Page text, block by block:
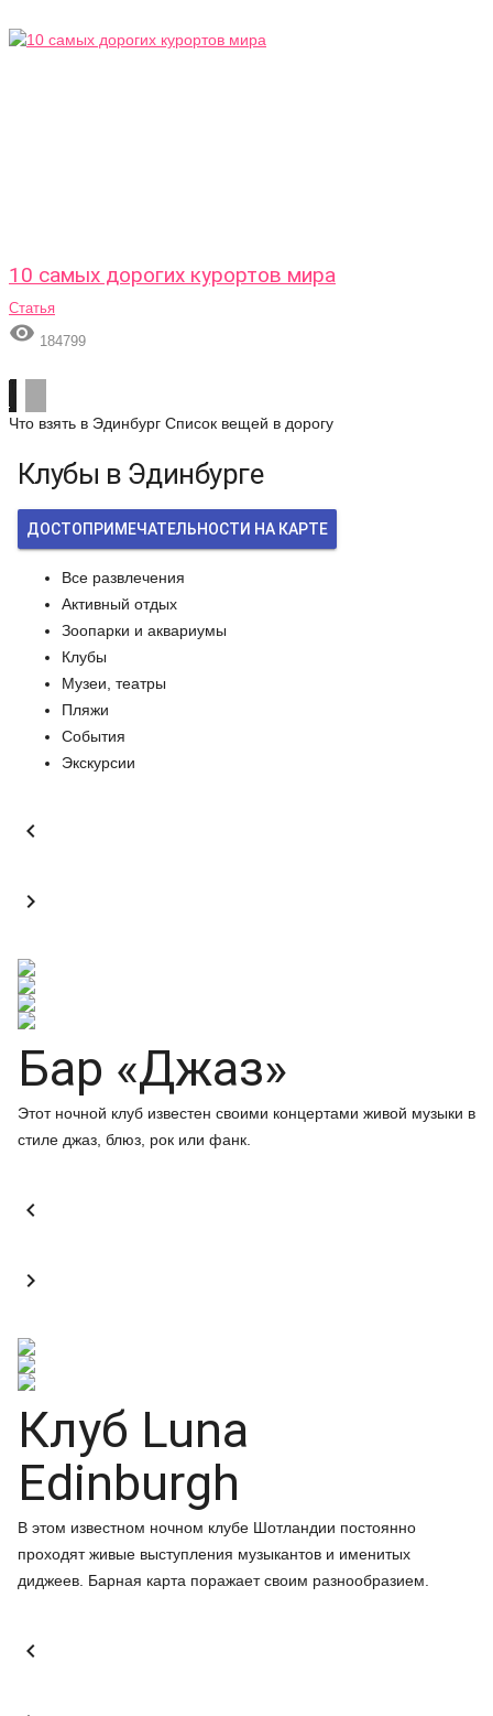
10 самых дорогих курортов мира
Статья
 184799
Что взять в Эдинбург Список вещей в дорогу
Клубы в Эдинбурге
ДОСТОПРИМЕЧАТЕЛЬНОСТИ НА КАРТЕ
Все развлечения
Активный отдых
Зоопарки и аквариумы
Клубы
Музеи, театры
Пляжи
События
Экскурсии


Бар «Джаз»
Этот ночной клуб известен своими концертами живой музыки в
стиле джаз, блюз, рок или фанк.


Клуб Luna
Edinburgh
В этом известном ночном клубе Шотландии постоянно
проходят живые выступления музыкантов и именитых
диджеев. Барная карта поражает своим разнообразием.
